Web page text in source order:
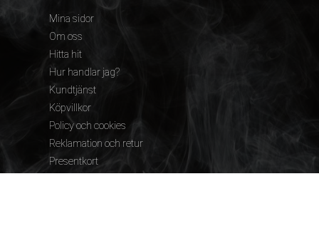
Mina sidor
Om oss
Hitta hit
Hur handlar jag?
Kundtjänst
Köpvillkor
Policy och cookies
Reklamation och retur
Presentkort